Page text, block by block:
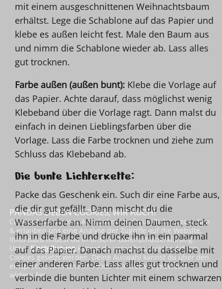
mit einem ausgeschnittenen Weihnachtsbaum
erhältst. Lege die Schablone auf das Papier und
klebe es außen leicht fest. Male den Baum aus
und nimm die Schablone wieder ab. Lass alles
gut trocknen.
Farbe außen (außen bunt): Klebe die Vorlage auf
das Papier. Achte darauf, dass möglichst wenig
Klebeband über die Vorlage ragt. Dann malst du
einfach in deinen Lieblingsfarben über die
Vorlage. Lass die Farbe trocknen und ziehe zum
Schluss das Klebeband ab.
Die bunte Lichterkette:
Packe das Geschenk ein. Such dir eine Farbe aus,
die dir gut gefällt. Dann mischt du die
Wasserfarbe an. Nimm deinen Daumen, steck
ihn in die Farbe und drücke ihn in ein paarmal
auf das Papier. Danach machst du dasselbe mit
einer anderen Farbe. Lass alles gut trocknen und
verbinde die bunten Lichter mit einem schwarzen
PANDAS LIEBEN COOKIES, WIR AUCH!
Cookies helfen unser Angebot nutzerfreundlich zu gestalten
& erlauben uns eine Analyse der Zugriffe auf die Website.
Infos dazu findest du in unserer Datenschutzerklärung.
Unter Einstellungen kannst du verwalten, welche Art von
Cookies gesetzt werden. Deine Auswahl kannst du über den
entsprechenden Link im Footer der Website jederzeit
widerrufen.